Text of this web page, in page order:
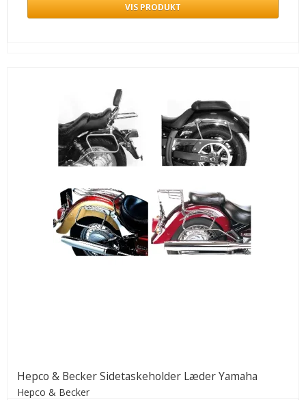
VIS PRODUKT
Hepco & Becker Sidetaskeholder Læder Yamaha
Hepco & Becker